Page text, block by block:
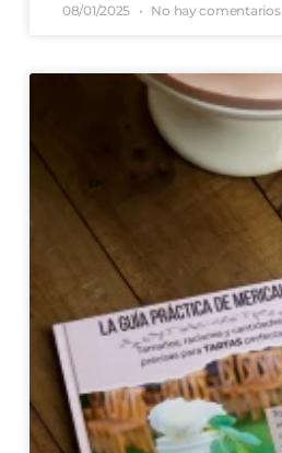
08/01/2025 No hay comentarios